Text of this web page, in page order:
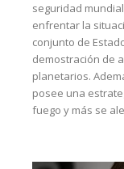
seguridad
enfrentar la
conjunto de
demostración de
planetarios.
posee una
fuego y más se